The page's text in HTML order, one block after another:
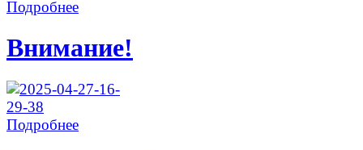
Подробнее
Внимание!
Подробнее